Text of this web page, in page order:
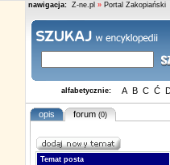
nawigacja: Z-ne.pl » Portal Zakopiański
alfabetycznie: A B C Ć
opis forum (0)
Temat posta